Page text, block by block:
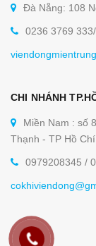
Đà Nẵng: 108
0236 3769
CHI NHÁNH
Miền Nam : số
Thạnh - TP Hồ
0979208345 /